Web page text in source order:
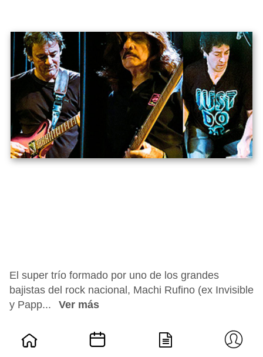
El super trío formado por uno de los grandes
bajistas del rock nacional, Machi Rufino (ex Invisible
y Papp...
Ver más